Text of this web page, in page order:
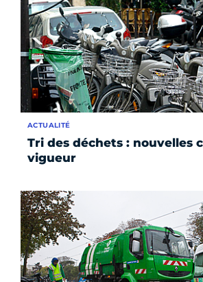
Tri des déchets : nouvelles
vigueur
ACTUALITÉ